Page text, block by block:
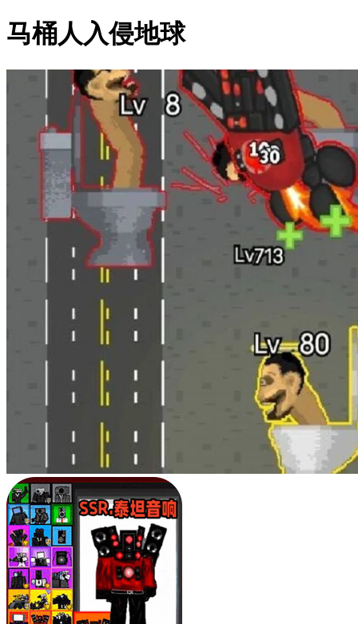
马桶人入侵地球